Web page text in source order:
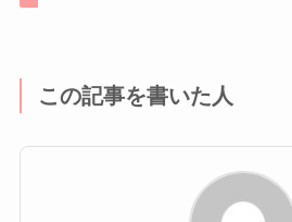
この記事を書いた人